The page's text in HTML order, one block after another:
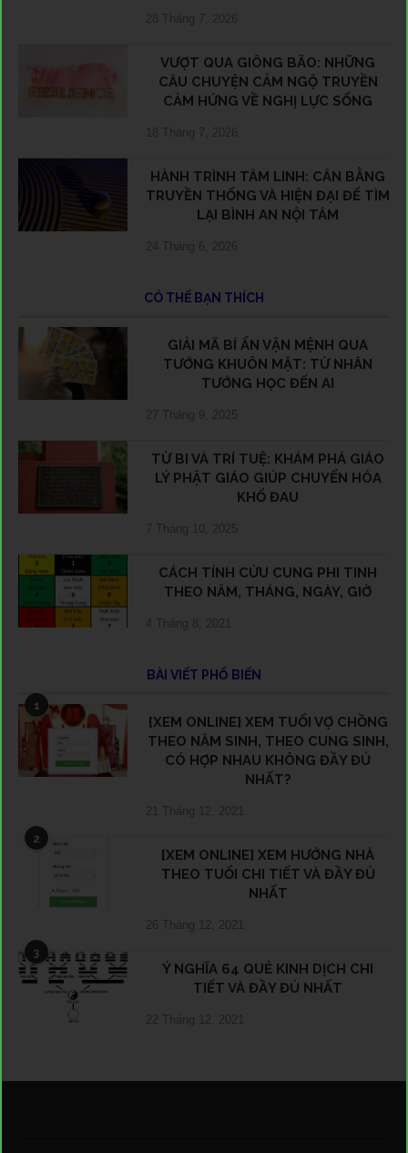
28 Tháng 7, 2026
VƯỢT QUA GIÔNG BÃO: NHỮNG
CÂU CHUYỆN CẢM NGỘ TRUYỀN
CẢM HỨNG VỀ NGHỊ LỰC SỐNG
18 Tháng 7, 2026
HÀNH TRÌNH TÂM LINH: CÂN BẰNG
TRUYỀN THỐNG VÀ HIỆN ĐẠI ĐỂ TÌM
LẠI BÌNH AN NỘI TÂM
24 Tháng 6, 2026
CÓ THỂ BẠN THÍCH
GIẢI MÃ BÍ ẨN VẬN MỆNH QUA
TƯỚNG KHUÔN MẶT: TỪ NHÂN
TƯỚNG HỌC ĐẾN AI
27 Tháng 9, 2025
TỪ BI VÀ TRÍ TUỆ: KHÁM PHÁ GIÁO
LÝ PHẬT GIÁO GIÚP CHUYỂN HÓA
KHỔ ĐAU
7 Tháng 10, 2025
CÁCH TÍNH CỬU CUNG PHI TINH
THEO NĂM, THÁNG, NGÀY, GIỜ
4 Tháng 8, 2021
BÀI VIẾT PHỔ BIẾN
1
[XEM ONLINE] XEM TUỔI VỢ CHỒNG
THEO NĂM SINH, THEO CUNG SINH,
CÓ HỢP NHAU KHÔNG ĐẦY ĐỦ
NHẤT?
21 Tháng 12, 2021
2
[XEM ONLINE] XEM HƯỚNG NHÀ
THEO TUỔI CHI TIẾT VÀ ĐẦY ĐỦ
NHẤT
26 Tháng 12, 2021
3
Ý NGHĨA 64 QUẺ KINH DỊCH CHI
TIẾT VÀ ĐẦY ĐỦ NHẤT
22 Tháng 12, 2021